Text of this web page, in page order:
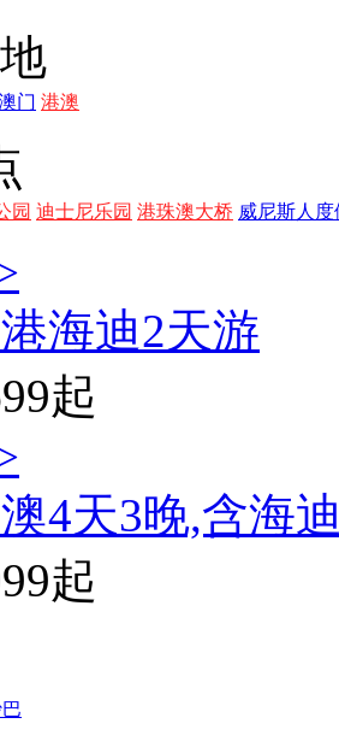
门 港澳
园 迪士尼乐园 港珠澳大桥 威尼斯人度
海迪2天游
起
4天3晚,含海
起